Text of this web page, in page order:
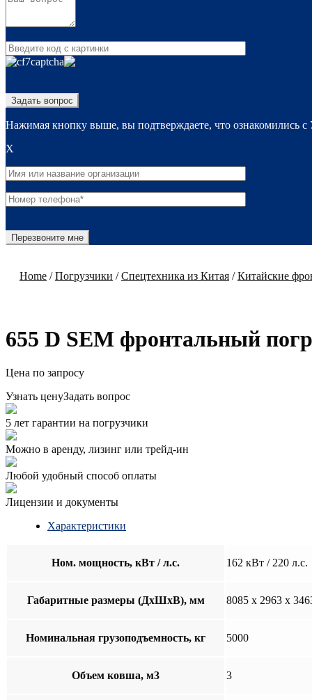
Нажимая кнопку выше, вы подтверждаете, что ознакомились
X
Home /Погрузчики /Спецтехника из Китая /Китайские
655 D SEM фронтальный
Цена по запросу
Узнать ценуЗадать вопрос
5 лет гарантии на погрузчики
Можно в аренду, лизинг или трейд-ин
Любой удобный способ оплаты
Лицензии и документы
Характеристики
Ном. мощность, кВт / л.с. 162 кВт / 220 л.с.
Габаритные размеры (ДхШхВ), мм 8085 x 2963 x
Номинальная грузоподъемность, кг 5000
Объем ковша, м3 3